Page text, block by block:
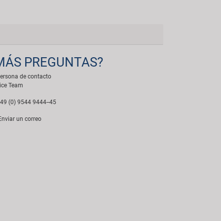
PREGUNTAS?
de contacto
Team
(0) 9544 9444--45
un correo